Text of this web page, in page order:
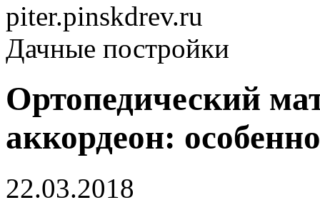
piter.pinskdrev.ru
Дачные постройки
Ортопедический
аккордеон:
22.03.2018